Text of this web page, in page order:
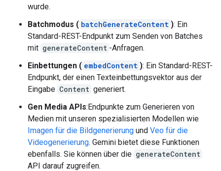
wurde.
Batchmodus ( batchGenerateContent ): Ein
Standard-REST-Endpunkt zum Senden von Batches
mit generateContent -Anfragen.
Einbettungen ( embedContent ): Ein Standard-REST-
Endpunkt, der einen Texteinbettungsvektor aus der
Eingabe Content generiert.
Gen Media APIs:Endpunkte zum Generieren von
Medien mit unseren spezialisierten Modellen wie
Imagen für die Bildgenerierung und Veo für die
Videogenerierung. Gemini bietet diese Funktionen
ebenfalls. Sie können über die generateContent
API darauf zugreifen.